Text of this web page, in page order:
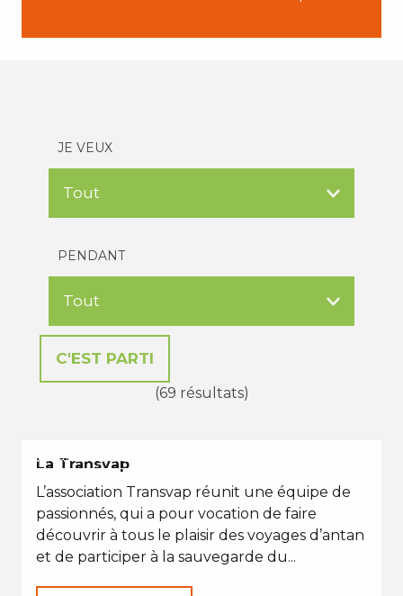
JE VEUX
PENDANT
(69 résultats)
VACANCES D'ÉTÉ
La Transvap
L’association Transvap réunit une équipe de
passionnés, qui a pour vocation de faire
découvrir à tous le plaisir des voyages d’antan
et de participer à la sauvegarde du...